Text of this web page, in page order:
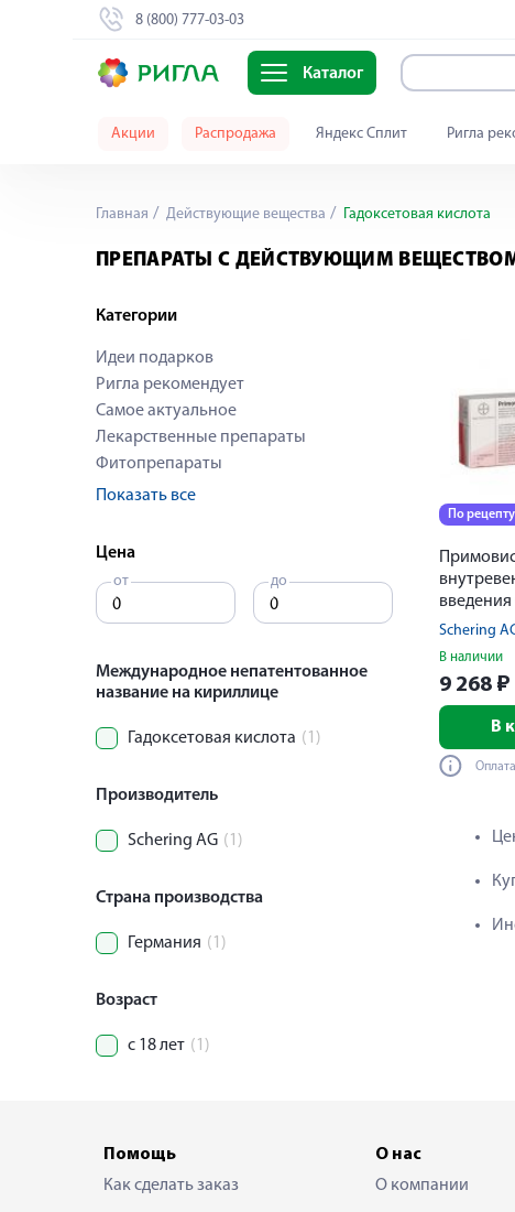
8 (800) 777-03-03
Каталог
Акции Распродажа Яндекс Сплит Ригла
Главная Действующие вещества Гадоксетовая кислота
ПРЕПАРАТЫ С ДЕЙСТВУЮЩИМ
Категории
Идеи подарков
Ригла рекомендует
Самое актуальное
Лекарственные препараты
Фитопрепараты
Показать все
Цена
от до
Международное непатентованное
название на кириллице
Гадоксетовая кислота (1)
Производитель
Schering AG (1)
Страна производства
Германия (1)
Возраст
с 18 лет (1)
По рецепту
10мл
Schering
В наличии
9 268 ₽
В
Помощь
Как сделать заказ
О нас
О компании